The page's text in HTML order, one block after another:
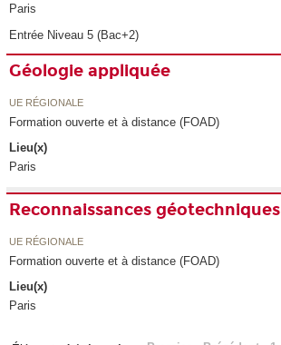
Paris
Entrée Niveau 5 (Bac+2)
Géologie appliquée
UE RÉGIONALE
Formation ouverte et à distance (FOAD)
Lieu(x)
Paris
Reconnaissances géotechniques
UE RÉGIONALE
Formation ouverte et à distance (FOAD)
Lieu(x)
Paris